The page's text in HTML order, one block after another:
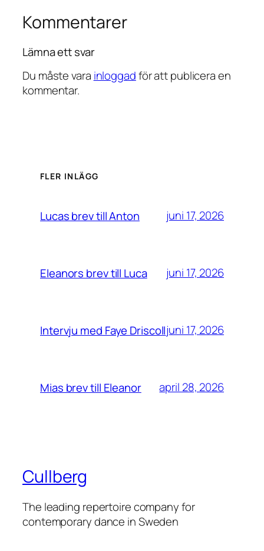
Kommentarer
Lämna ett svar
Du måste vara inloggadför att publicera en
kommentar.
FLER INLÄGG
Lucas brev till Anton juni 17, 2026
Eleanors brev till Luca juni 17, 2026
Intervju med Faye Driscolljuni 17, 2026
Mias brev till Eleanor april 28, 2026
Cullberg
The leading repertoire company for
contemporary dance in Sweden